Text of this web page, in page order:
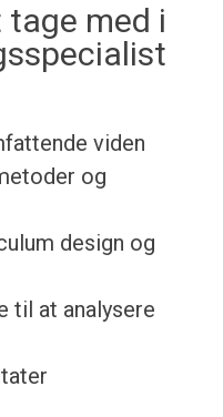
med i
viden
og
design og
til at analysere